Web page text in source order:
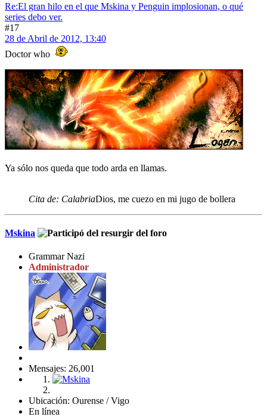
Re:El gran hilo en el que Mskina y Penguin implosionan, o qué
series debo ver.
#17
28 de Abril de 2012, 13:40
Doctor who
Ya sólo nos queda que todo arda en llamas.
Cita de: CalabriaDios, me cuezo en mi jugo de bollera
Mskina
Grammar Nazi
Administrador
Mensajes: 26,001
Ubicación: Ourense / Vigo
En línea